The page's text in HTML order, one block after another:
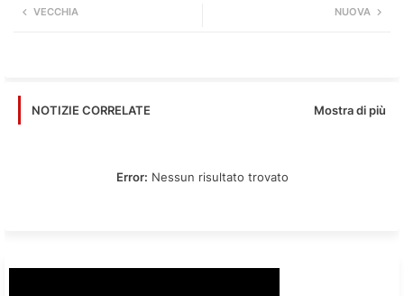
NUOVA
VECCHIA
NOTIZIE CORRELATE Mostra di più
Error: Nessun risultato trovato